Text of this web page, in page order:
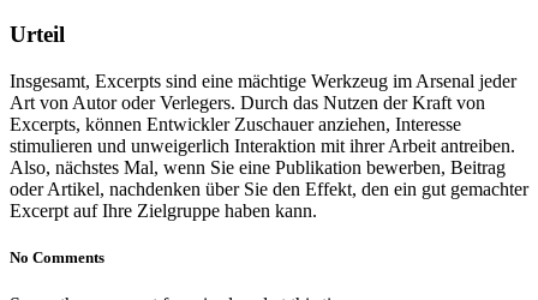
Urteil
Insgesamt, Excerpts sind eine mächtige Werkzeug im Arsenal jeder
Art von Autor oder Verlegers. Durch das Nutzen der Kraft von
Excerpts, können Entwickler Zuschauer anziehen, Interesse
stimulieren und unweigerlich Interaktion mit ihrer Arbeit antreiben.
Also, nächstes Mal, wenn Sie eine Publikation bewerben, Beitrag
oder Artikel, nachdenken über Sie den Effekt, den ein gut gemachter
Excerpt auf Ihre Zielgruppe haben kann.
No Comments